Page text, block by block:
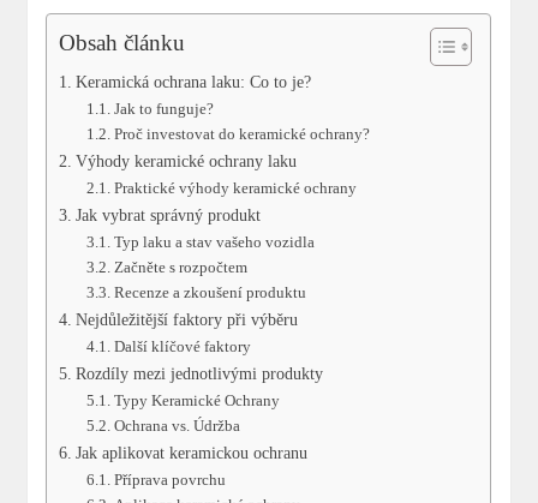
Obsah článku
Keramická ochrana laku: Co to je?
Jak to funguje?
Proč investovat do keramické ochrany?
Výhody keramické ochrany laku
Praktické výhody keramické ochrany
Jak vybrat správný produkt
Typ laku a stav vašeho vozidla
Začněte s rozpočtem
Recenze a zkoušení produktu
Nejdůležitější faktory při výběru
Další klíčové faktory
Rozdíly mezi jednotlivými produkty
Typy Keramické Ochrany
Ochrana vs. Údržba
Jak aplikovat keramickou ochranu
Příprava povrchu